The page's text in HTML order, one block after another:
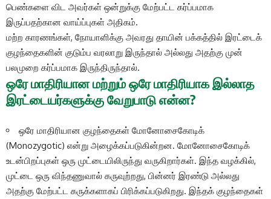
பெண்களை விட அவர்கள் ஒன்றுக்கு மேற்பட்ட கர்ப்பமாக
இருப்பதற்கான வாய்ப்புகள் அதிகம்.
மற்ற காரணங்கள், நோயாளிக்கு அவரது தாயின் பக்கத்தில் இரட்டைக்
குழந்தைகளின் குடும்ப வரலாறு இருந்தால் அல்லது அதற்கு முன்
பலமுறை கர்ப்பமாக இருந்திருந்தால்.
ஒரே மாதிரியான மற்றும் ஒரே மாதிரியாக இல்லாத
இரட்டையர்களுக்கு வேறுபாடு என்ன?
ஒரே மாதிரியான குழந்தைகள் மோனோசைகோடிக்
(Monozygotic) என்று அழைக்கப்படுகின்றன. மோனோசைகோடிக்
உடன்பிறப்புகள் ஒரு முட்டையிலிருந்து வருகிறார்கள். இந்த வழக்கில்,
முட்டை ஒரு விந்தணுவால் கருவுற்றது, பின்னர் இரண்டு அல்லது
அதற்கு மேற்பட்ட கருக்களாகப் பிரிக்கப்படுகிறது. இந்தக் குழந்தைகள்